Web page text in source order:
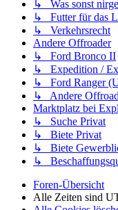
↳ Was sonst
↳ Futter für das
↳ Verkehrsrecht
Andere Offroader
↳ Ford Bronco II
↳ Expedition /
↳ Ford Ranger
↳ Andere
Marktplatz bei
↳ Suche Privat
↳ Biete Privat
↳ Biete
↳
Foren-Übersicht
Alle Zeiten sind